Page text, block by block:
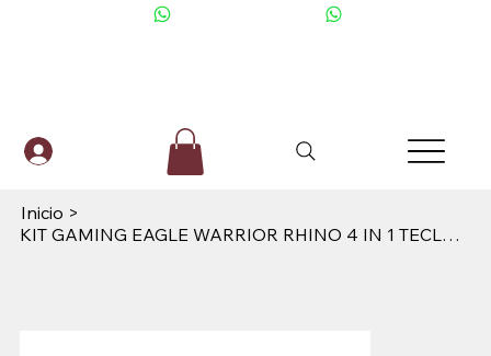
Inicio >
KIT GAMING EAGLE WARRIOR RHINO 4 IN 1 TECLADO RAINBOW COLOR LETTER BACKLIGHT+